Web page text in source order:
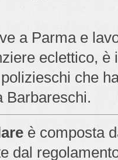
a Parma e
eclettico,
che
Barbareschi.
è composta
dal